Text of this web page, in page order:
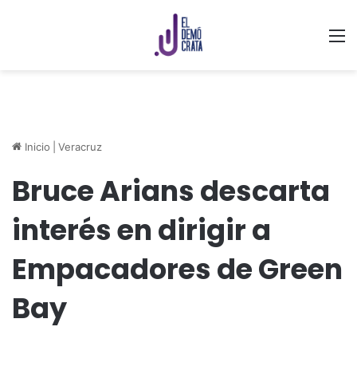
Inicio Veracruz
Bruce Arians descarta
interés en dirigir a
Empacadores de Green
Bay